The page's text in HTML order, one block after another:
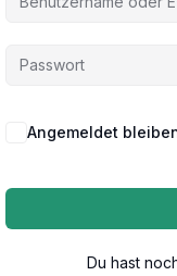
Angemeldet
Du hast